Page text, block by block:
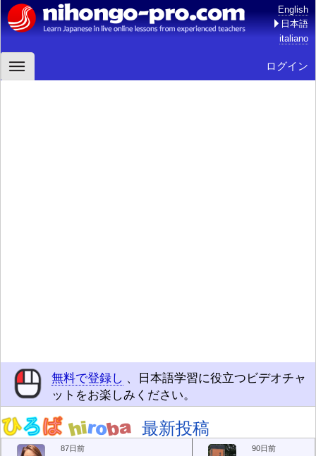
English
日本語
italiano
ログイン
無料で登録し 、日本語学習に役立つビデオチャ
ットをお楽しみください。
最新投稿
87日前 90日前